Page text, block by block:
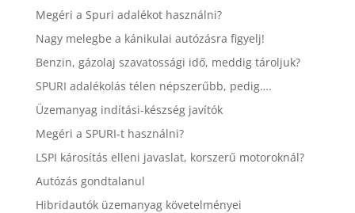
Megéri a Spuri adalékot használni?
Nagy melegbe a kánikulai autózásra figyelj!
Benzin, gázolaj szavatossági idő, meddig tároljuk?
SPURI adalékolás télen népszerűbb, pedig….
Üzemanyag indítási-készség javítók
Megéri a SPURI-t használni?
LSPI károsítás elleni javaslat, korszerű motoroknál?
Autózás gondtalanul
Hibridautók üzemanyag követelményei